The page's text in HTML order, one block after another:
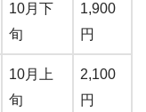
10月下
旬
1,900
円
10月上
旬
2,100
円